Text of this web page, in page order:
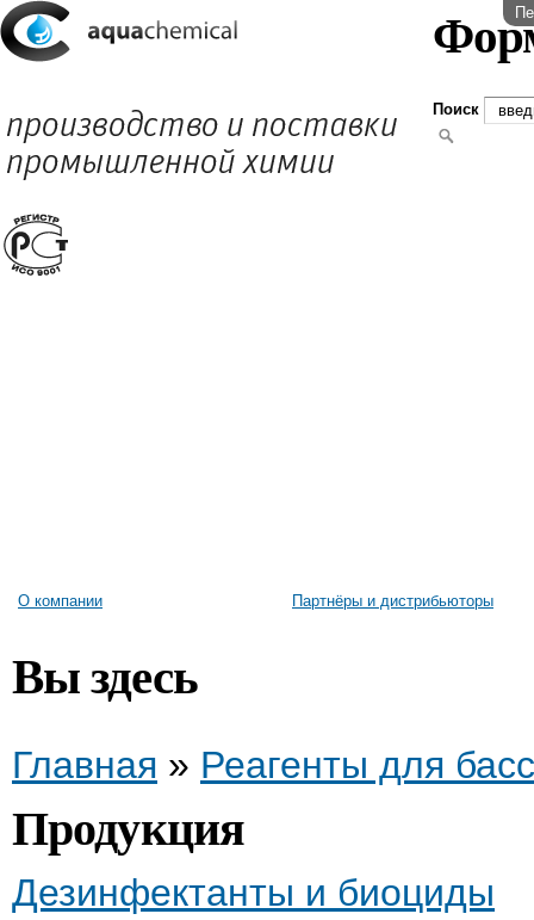
Поиск
О компании Партнёры и дистрибьюторы
Вы здесь
Главная » Реагенты для
Продукция
Дезинфектанты и биоциды